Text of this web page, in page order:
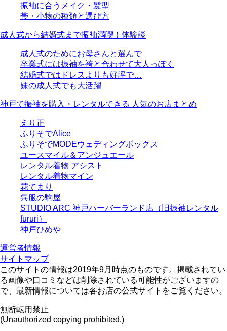
振袖に合うメイク・髪型
帯・小物の種類と選び方
成人式から結婚式まで振袖満喫！体験談
成人式のためにお母さんと選んで
卒業式には振袖を袴と合わせて大人っぽく
結婚式ではドレスよりも好評で…
妹の成人式でも大活躍
神戸で振袖を購入・レンタルできる 人気のお店まとめ
えり正
ふりそでAlice
ふりそでMODEウェディングボックス
ユースマイル＆アンジュエール
レンタル着物 アシスト
レンタル着物マイン
花てまり
呉服の駒屋
STUDIO ARC 神戸ハーバーランド店（旧振袖レンタル
fururi）
神戸ひめや
運営者情報
サイトマップ
このサイトの情報は2019年9月時点のものです。掲載されてい
る画像や口コミなどは削除されている可能性がございますの
で、最新情報については各お店の公式サイトをご覧ください。
無断転用禁止
(Unauthorized copying prohibited.)